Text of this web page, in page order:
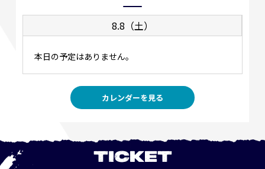
8.8（土）
本日の予定はありません。
カレンダーを見る
TICKET